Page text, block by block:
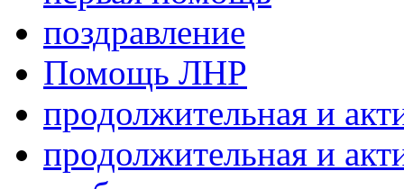
поздравление
Помощь ЛНР
продолжительная и
продолжительная и